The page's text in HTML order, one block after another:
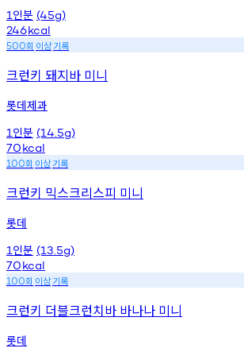
1 인분 (45g)
246kcal
500회 이상기록
크런키 돼지바 미니
롯데제과
1 인분 (14.5g)
70kcal
100회 이상기록
크런키 믹스크리스피 미니
롯데
1 인분 (13.5g)
70kcal
100회 이상기록
크런키 더블크런치바 바나나 미니
롯데